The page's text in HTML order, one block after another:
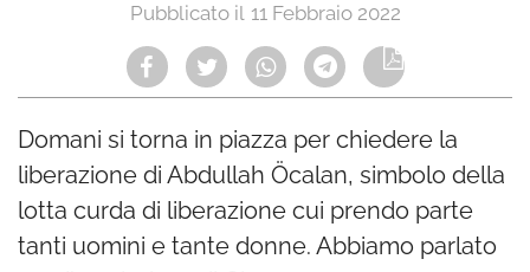
11 Febbraio 2022
Domani si torna in piazza per chiedere la
liberazione di Abdullah Öcalan, simbolo della
lotta curda di liberazione cui prendo parte
tanti uomini e tante donne. Abbiamo parlato